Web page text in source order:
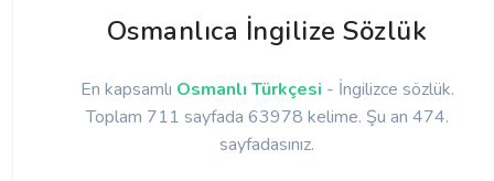
Osmanlıca İngilize Sözlük
En kapsamlı Osmanlı Türkçesi - İngilizce sözlük.
Toplam 711 sayfada 63978 kelime. Şu an 474.
sayfadasınız.